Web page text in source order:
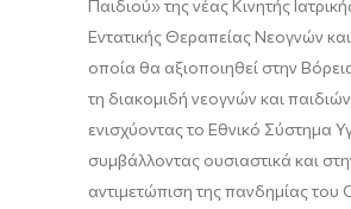
Παιδιού» της νέας Κινητής
Εντατικής Θεραπείας Νεογνών
οποία θα αξιοποιηθεί στην
τη διακομιδή νεογνών και
ενισχύοντας το Εθνικό Σύστημα
συμβάλλοντας ουσιαστικά και
αντιμετώπιση της πανδημίας του